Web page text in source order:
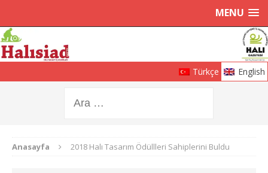
MENU
Türkçe English
Anasayfa 2018 Halı Tasarım Ödüllleri Sahiplerini Buldu